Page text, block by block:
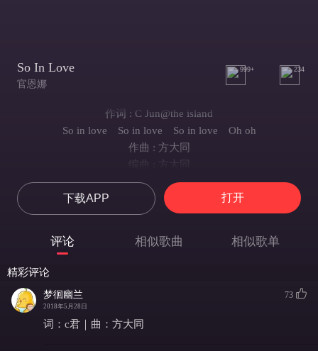
So In Love
官恩娜
999+ 234
作词 : C Jun@the island
So in love So in love So in love Oh oh
作曲 : 方大同
编曲 : 方大同
So in love So in love So in love Oh oh
So in love So in love So in love Oh oh
So in love So in love So in love Oh oh
譲笑話聽得到麼很好笑麼希望我
事實多麼想戀愛 離開加班比賽 夢散開
下载APP 打开
评论 相似歌曲 相似歌单
精彩评论
梦徊幽兰
2018年5月28日
73
词：c君｜曲：方大同